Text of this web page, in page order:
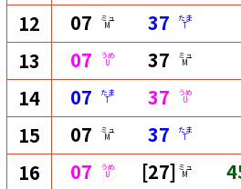
12 07 ミュ
M 37 たま
T
13 07 うめ
U 37 ミュ
M
14 07 たま
T 37 うめ
U
15 07 ミュ
M 37 たま
T
16 07 うめ
U [27] ミュ
M